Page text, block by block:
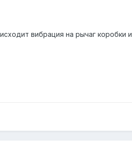
вибрация на рычаг коробки и